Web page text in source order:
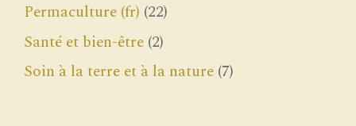
Permaculture (fr) (22)
Santé et bien-être (2)
Soin à la terre et à la nature (7)